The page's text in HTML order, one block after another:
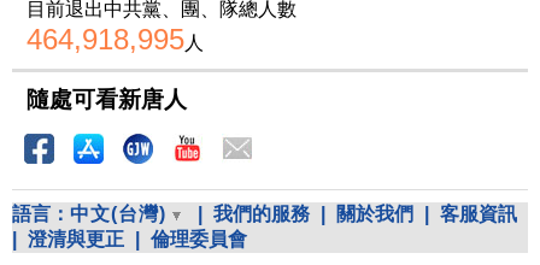
目前退出中共黨、團、隊總人數
464,918,995人
隨處可看新唐人
語言： 中文(台灣) 我們的服務 關於我們
客服資訊
澄清與更正 倫理委員會